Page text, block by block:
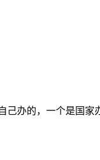
办的，一个是国家